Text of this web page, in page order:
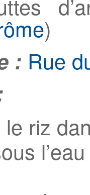
)
: Rue
le riz